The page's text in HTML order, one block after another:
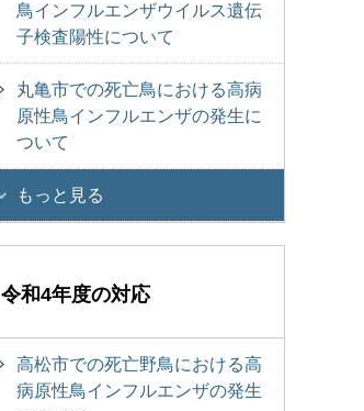
鳥インフルエンザウイルス遺伝
子検査陽性について
丸亀市での死亡鳥における高病
原性鳥インフルエンザの発生に
ついて
もっと見る
令和4年度の対応
高松市での死亡野鳥における高
病原性鳥インフルエンザの発生